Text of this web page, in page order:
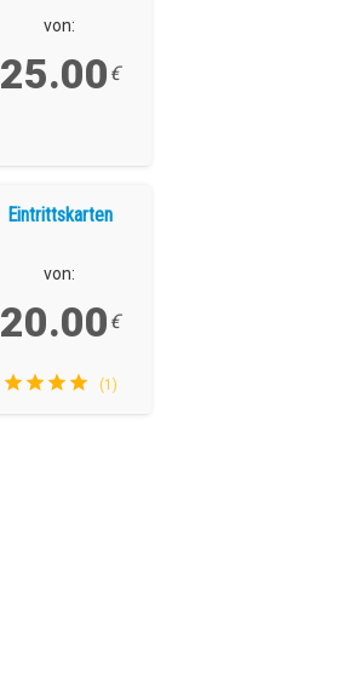
von:
25.00 €
Eintrittskarten
von:
20.00 €
(1)